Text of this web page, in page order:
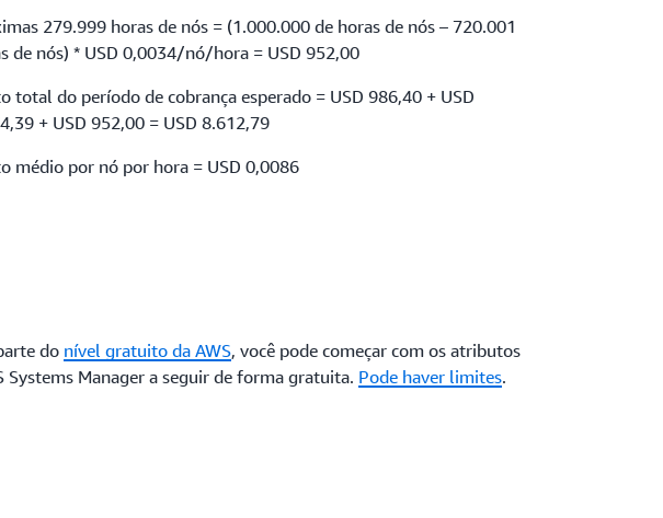
279.999 horas de nós = (1.000.000 de horas de nós – 720.001
de nós) * USD 0,0034/nó/hora = USD 952,00
total do período de cobrança esperado = USD 986,40 + USD
+ USD 952,00 = USD 8.612,79
médio por nó por hora = USD 0,0086
do nível gratuito da AWS, você pode começar com os atributos
Systems Manager a seguir de forma gratuita. Pode haver limites.